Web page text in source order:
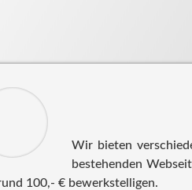
Wir bieten
bestehenden
100,- € bewerkstelligen.